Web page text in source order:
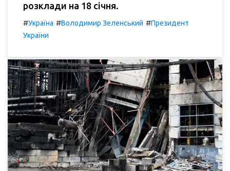
розклади на 18 січня.
#Україна #Володимир Зеленський #Президент
України